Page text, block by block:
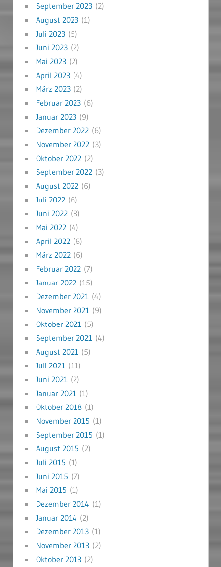
September 2023(2)
August 2023(1)
Juli 2023(5)
Juni 2023(2)
Mai 2023(2)
April 2023(4)
März 2023(2)
Februar 2023(6)
Januar 2023(9)
Dezember 2022(6)
November 2022(3)
Oktober 2022(2)
September 2022(3)
August 2022(6)
Juli 2022(6)
Juni 2022(8)
Mai 2022(4)
April 2022(6)
März 2022(6)
Februar 2022(7)
Januar 2022(15)
Dezember 2021 (4)
November 2021 (9)
Oktober 2021 (5)
September 2021 (4)
August 2021 (5)
Juli 2021 (11)
Juni 2021 (2)
Januar 2021 (1)
Oktober 2018(1)
November 2015 (1)
September 2015 (1)
August 2015 (2)
Juli 2015 (1)
Juni 2015 (7)
Mai 2015 (1)
Dezember 2014 (1)
Januar 2014 (2)
Dezember 2013(1)
November 2013(2)
Oktober 2013(2)